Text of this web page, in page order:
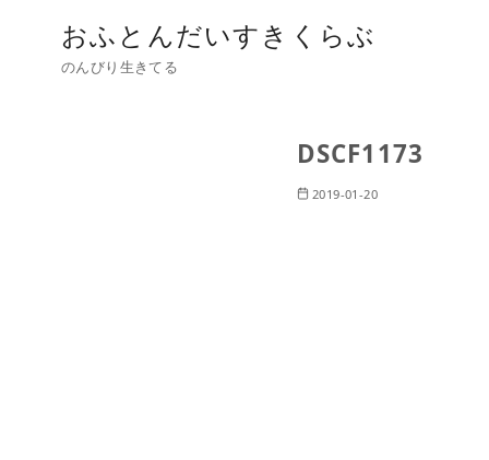
おふとんだいすきくらぶ
のんびり生きてる
DSCF1173
2019-01-20